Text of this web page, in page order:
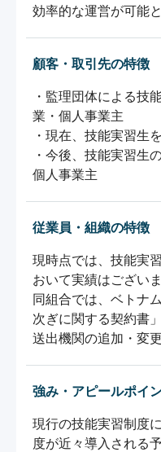
効率的な運営が可能
顧客・取引先の特徴
・監理団体による技
業・個人事業主
・現在、技能実習生
・今後、技能実習生
個人事業主
従業員・組織の特徴
現時点では、技能実
おいて実績はございま
同組合では、ベトナ
次ぎに関する契約書
送出機関の追加・変
強み・アピールポイ
現行の技能実習制度
度が近々導入される